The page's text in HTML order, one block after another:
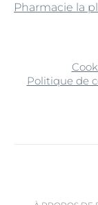
Pharmacie la
Politique de